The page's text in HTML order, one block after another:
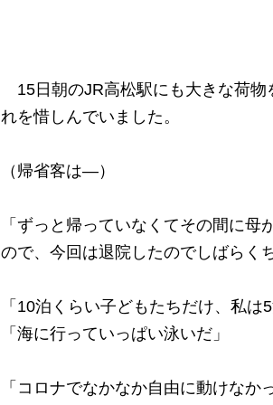
15日朝のJR高松駅にも大きな荷物
れを惜しんでいました。
（帰省客は―）
「ずっと帰っていなくてその間に
ので、今回は退院したのでしばらく
「10泊くらい子どもたちだけ、私は
「海に行っていっぱい泳いだ」
「コロナでなかなか自由に動けな